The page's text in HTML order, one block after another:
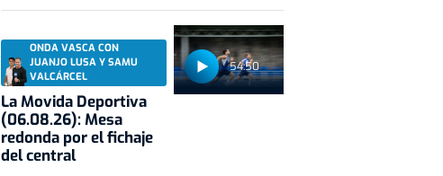
54:50
ONDA VASCA CON
JUANJO LUSA Y SAMU
VALCÁRCEL
La Movida Deportiva
(06.08.26): Mesa
redonda por el fichaje
del central